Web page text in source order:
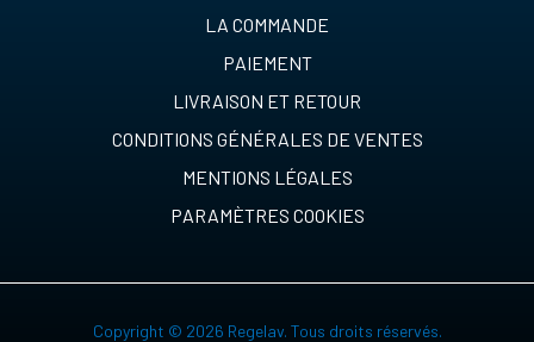
LA COMMANDE
PAIEMENT
LIVRAISON ET RETOUR
CONDITIONS GÉNÉRALES DE VENTES
MENTIONS LÉGALES
PARAMÈTRES COOKIES
Copyright © 2026 Regelav. Tous droits réservés.